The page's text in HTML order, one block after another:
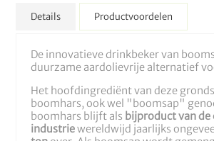
Details
De innovatieve drinkbeker van
duurzame aardolievrije alternatief
Het hoofdingrediënt van deze
boomhars, ook wel "boomsap"
boomhars blijft als bijproduct van de
industriewereldwijd jaarlijks
Productvoordelen